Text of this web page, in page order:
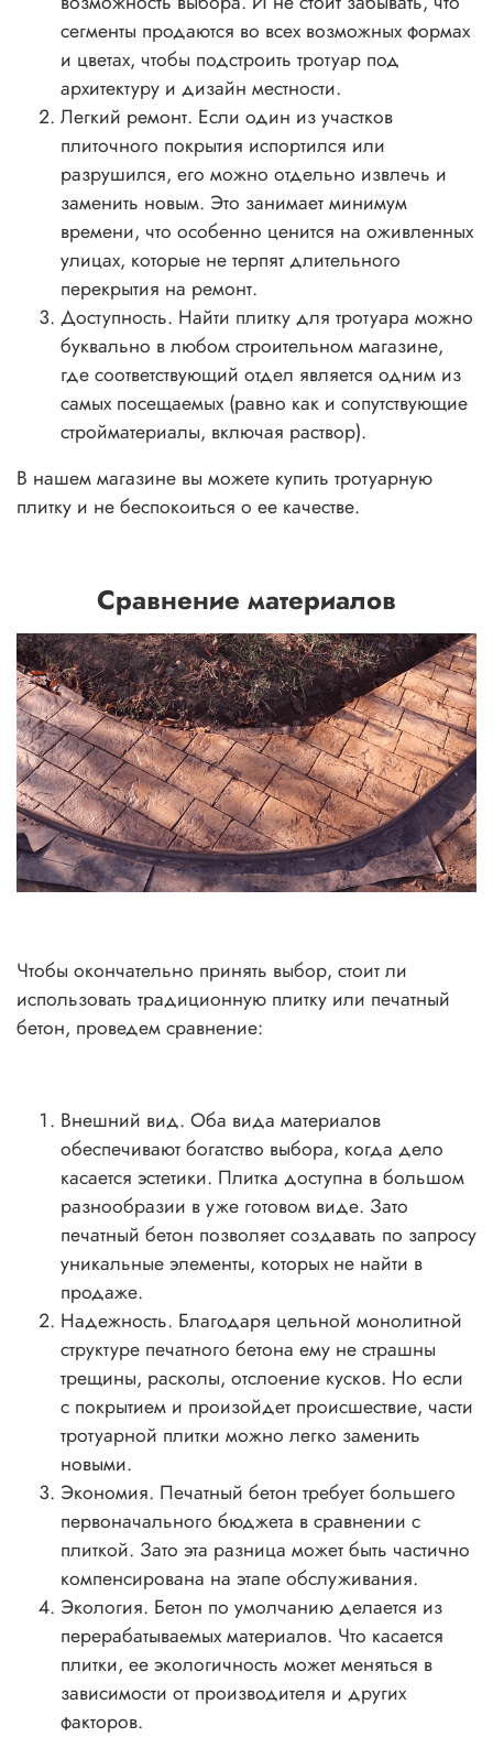
сегменты продаются во всех возможных формах
и цветах, чтобы подстроить тротуар под
архитектуру и дизайн местности.
Легкий ремонт. Если один из участков
плиточного покрытия испортился или
разрушился, его можно отдельно извлечь и
заменить новым. Это занимает минимум
времени, что особенно ценится на оживленных
улицах, которые не терпят длительного
перекрытия на ремонт.
Доступность. Найти плитку для тротуара можно
буквально в любом строительном магазине,
где соответствующий отдел является одним из
самых посещаемых (равно как и сопутствующие
стройматериалы, включая раствор).
В нашем магазине вы можете купить тротуарную
плитку и не беспокоиться о ее качестве.
Сравнение материалов
Чтобы окончательно принять выбор, стоит ли
использовать традиционную плитку или печатный
бетон, проведем сравнение:
Внешний вид. Оба вида материалов
обеспечивают богатство выбора, когда дело
касается эстетики. Плитка доступна в большом
разнообразии в уже готовом виде. Зато
печатный бетон позволяет создавать по запросу
уникальные элементы, которых не найти в
продаже.
Надежность. Благодаря цельной монолитной
структуре печатного бетона ему не страшны
трещины, расколы, отслоение кусков. Но если
с покрытием и произойдет происшествие, части
тротуарной плитки можно легко заменить
новыми.
Экономия. Печатный бетон требует большего
первоначального бюджета в сравнении с
плиткой. Зато эта разница может быть частично
компенсирована на этапе обслуживания.
Экология. Бетон по умолчанию делается из
перерабатываемых материалов. Что касается
плитки, ее экологичность может меняться в
зависимости от производителя и других
факторов.